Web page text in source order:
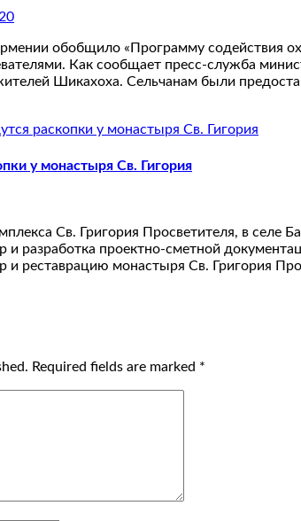
обобщило «Программу содействия
Как сообщает пресс-служба
Шикахоха. Сельчанам были
у монастыря Св. Гигория
Св. Григория Просветителя, в
и разработка проектно-сметной
и реставрацию монастыря Св. Григория
Required fields are marked *